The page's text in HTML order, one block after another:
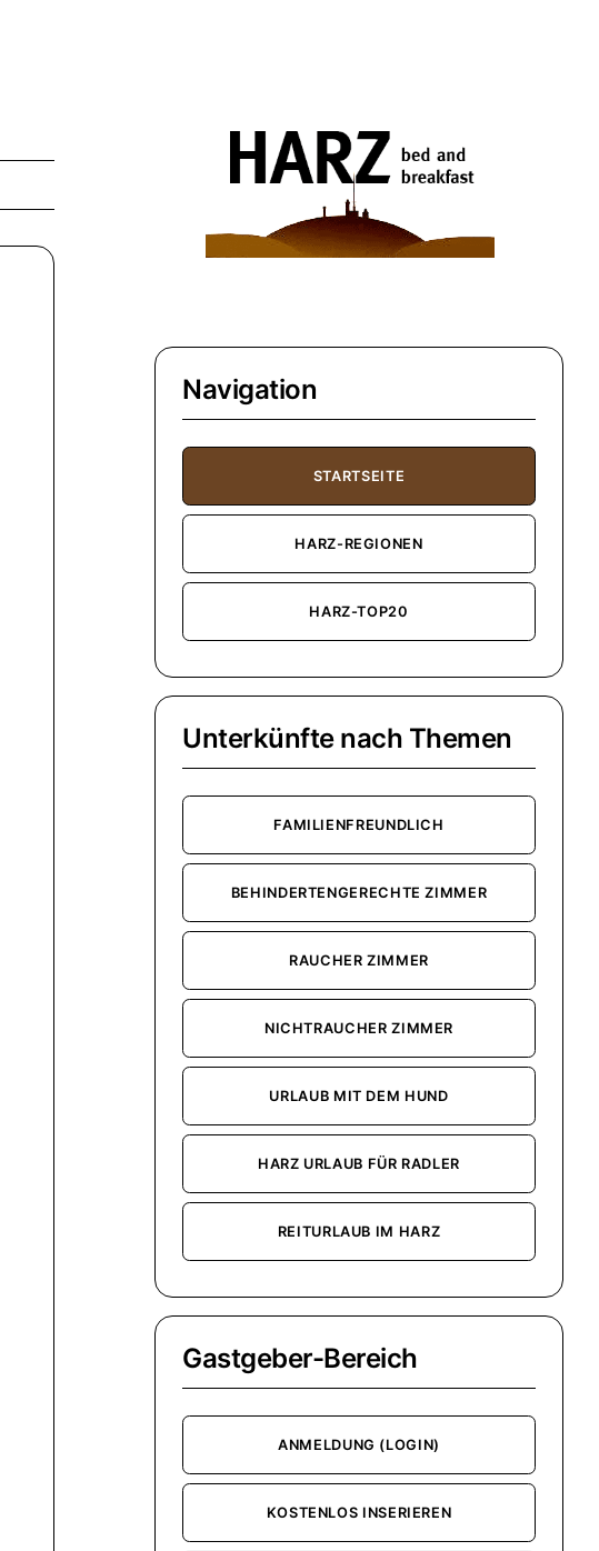
Navigation
STARTSEITE
HARZ-REGIONEN
HARZ-TOP20
Unterkünfte nach Themen
FAMILIENFREUNDLICH
BEHINDERTENGERECHTE ZIMMER
RAUCHER ZIMMER
NICHTRAUCHER ZIMMER
URLAUB MIT DEM HUND
HARZ URLAUB FÜR RADLER
REITURLAUB IM HARZ
Gastgeber-Bereich
ANMELDUNG (LOGIN)
KOSTENLOS INSERIEREN